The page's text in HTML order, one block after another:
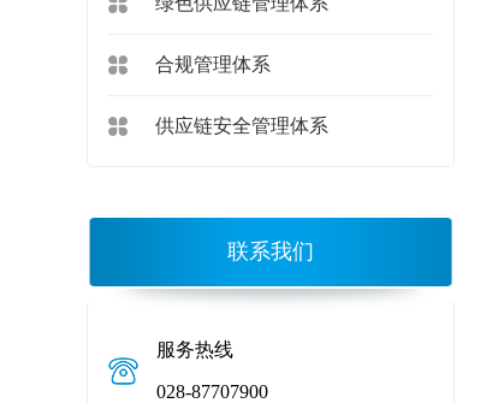
合规管理体系
供应链安全管理体系
联系我们
服务热线
028-87707900